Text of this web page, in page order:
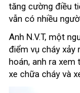
tăng cường điều
vẫn có nhiều
Anh N.V.T, một
điểm vụ cháy xảy
hoán, anh ra xem
xe chữa cháy và